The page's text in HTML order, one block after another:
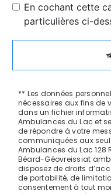
En cochant cette
particulières ci-
** Les données
nécessaires aux fins de
dans un fichier
Ambulances du Lac et
de répondre à votre
communiquées aux
Ambulances du Lac 128
Béard-Géovreissiat
disposez de droits
de portabilité, de
consentement à tout